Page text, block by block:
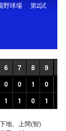
野球場 第2試
6 7 8 9
0 0 1 0
1 1 0 1
地、上間(智)